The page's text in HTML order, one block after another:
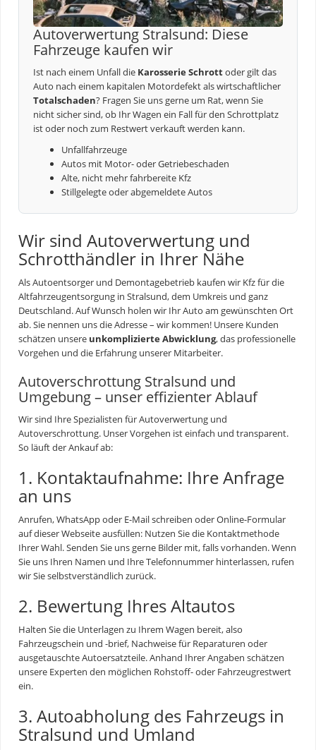
Autoverwertung Stralsund: Diese
Fahrzeuge kaufen wir
Ist nach einem Unfall die Karosserie Schrottoder gilt das
Auto nach einem kapitalen Motordefekt als wirtschaftlicher
Totalschaden? Fragen Sie uns gerne um Rat, wenn Sie
nicht sicher sind, ob Ihr Wagen ein Fall für den Schrottplatz
ist oder noch zum Restwert verkauft werden kann.
Unfallfahrzeuge
Autos mit Motor- oder Getriebeschaden
Alte, nicht mehr fahrbereite Kfz
Stillgelegte oder abgemeldete Autos
Wir sind Autoverwertung und
Schrotthändler in Ihrer Nähe
Als Autoentsorger und Demontagebetrieb kaufen wir Kfz für die
Altfahrzeugentsorgung in Stralsund, dem Umkreis und ganz
Deutschland. Auf Wunsch holen wir Ihr Auto am gewünschten Ort
ab. Sie nennen uns die Adresse – wir kommen! Unsere Kunden
schätzen unsere unkomplizierte Abwicklung, das professionelle
Vorgehen und die Erfahrung unserer Mitarbeiter.
Autoverschrottung Stralsund und
Umgebung – unser effizienter Ablauf
Wir sind Ihre Spezialisten fürAutoverwertung und
Autoverschrottung. Unser Vorgehen ist einfach und transparent.
So läuft der Ankauf ab:
1. Kontaktaufnahme: Ihre Anfrage
an uns
Anrufen, WhatsApp oder E-Mail schreiben oder Online-Formular
auf dieser Webseite ausfüllen: Nutzen Sie die Kontaktmethode
Ihrer Wahl. Senden Sie uns gerne Bilder mit, falls vorhanden. Wenn
Sie uns Ihren Namen und Ihre Telefonnummer hinterlassen, rufen
wir Sie selbstverständlich zurück.
2. Bewertung Ihres Altautos
Halten Sie die Unterlagen zu Ihrem Wagen bereit, also
Fahrzeugschein und -brief, Nachweise für Reparaturen oder
ausgetauschte Autoersatzteile. Anhand Ihrer Angaben schätzen
unsere Experten den möglichen Rohstoff- oder Fahrzeugrestwert
ein.
3. Autoabholung des Fahrzeugs in
Stralsund und Umland